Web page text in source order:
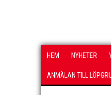
HEM NYHETER
ANMÄLAN TILL